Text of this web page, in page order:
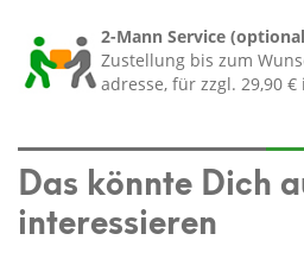
2-Mann Service
Zustellung bis zum
adresse, für zzgl. 29,90
Das könnte Dich
interessieren